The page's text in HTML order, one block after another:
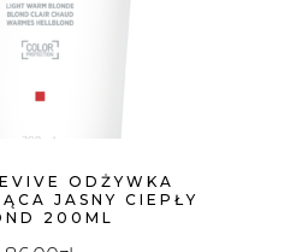
ODŻYWKA
JASNY CIEPŁY
200ML